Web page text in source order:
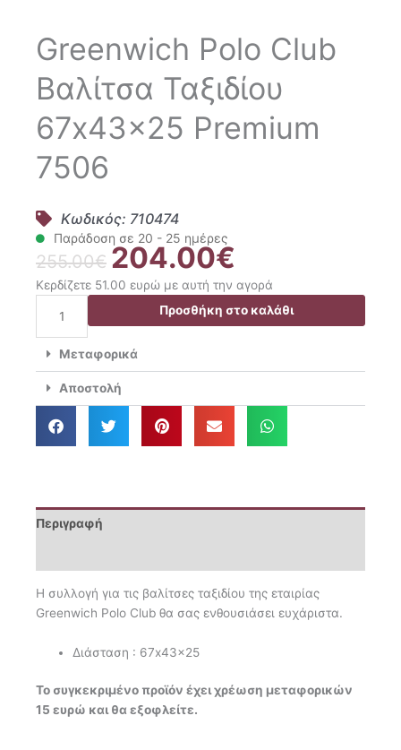
Greenwich Polo Club
Βαλίτσα Ταξιδίου
67x43x25 Premium
7506
Κωδικός: 710474
Παράδοση σε 20 - 25 ημέρες
255.00€ Original
price
was:
255.00€.
204.00€
τρέχουσα
τιμή
είναι:
Κερδίζετε 51.00 ευρώ με αυτή την αγορά
Βαλίτσα
Ταξιδίου
67x43x25
Premium
Προσθήκη στο καλάθι
Μεταφορικά
Αποστολή
Περιγραφή
Η συλλογή για τις βαλίτσες ταξιδίου της εταιρίας
Greenwich Polo Club θα σας ενθουσιάσει ευχάριστα.
Διάσταση : 67x43x25
Το συγκεκριμένο προϊόν έχει χρέωση μεταφορικών
15 ευρώ και θα εξοφλείτε.